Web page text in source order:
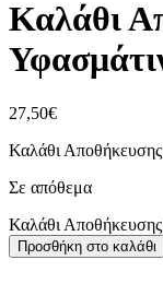
Καλάθι
27,50€
Καλάθι
Σε απόθεμα
Καλάθι
Προσθήκη στο καλάθι